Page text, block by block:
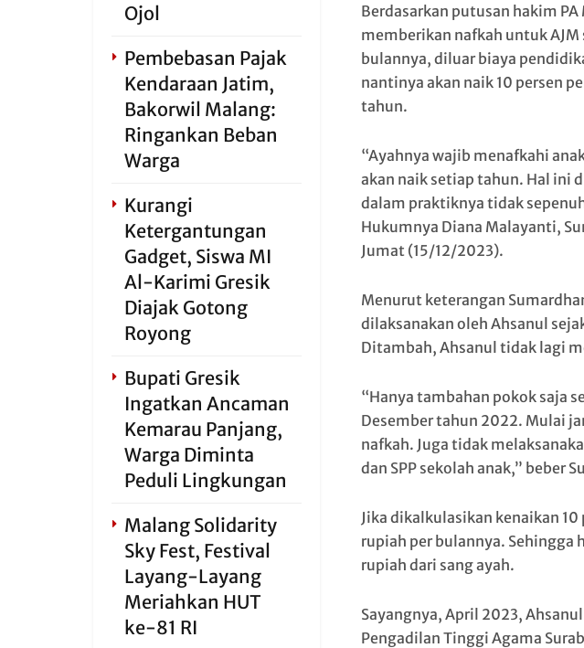
Berdasarkan putusan hakim
memberikan nafkah untuk
bulannya, diluar biaya
nantinya akan naik 10 persen
tahun.
“Ayahnya wajib menafkahi
akan naik setiap tahun. Hal ini
dalam praktiknya tidak
Hukumnya Diana Malayanti,
Jumat (15/12/2023).
Menurut keterangan
dilaksanakan oleh Ahsanul
Ditambah, Ahsanul tidak lagi
“Hanya tambahan pokok saja
Desember tahun 2022. Mulai
nafkah. Juga tidak
dan SPP sekolah anak,” beber
Jika dikalkulasikan kenaikan
rupiah per bulannya. Sehingga
rupiah dari sang ayah.
Sayangnya, April 2023,
Pengadilan Tinggi Agama
Ojol
Pembebasan Pajak
Kendaraan Jatim,
Bakorwil Malang:
Ringankan Beban
Warga
Kurangi
Ketergantungan
Gadget, Siswa MI
Al-Karimi Gresik
Diajak Gotong
Royong
Bupati Gresik
Ingatkan Ancaman
Kemarau Panjang,
Warga Diminta
Peduli Lingkungan
Malang Solidarity
Sky Fest, Festival
Layang-Layang
Meriahkan HUT
ke-81 RI